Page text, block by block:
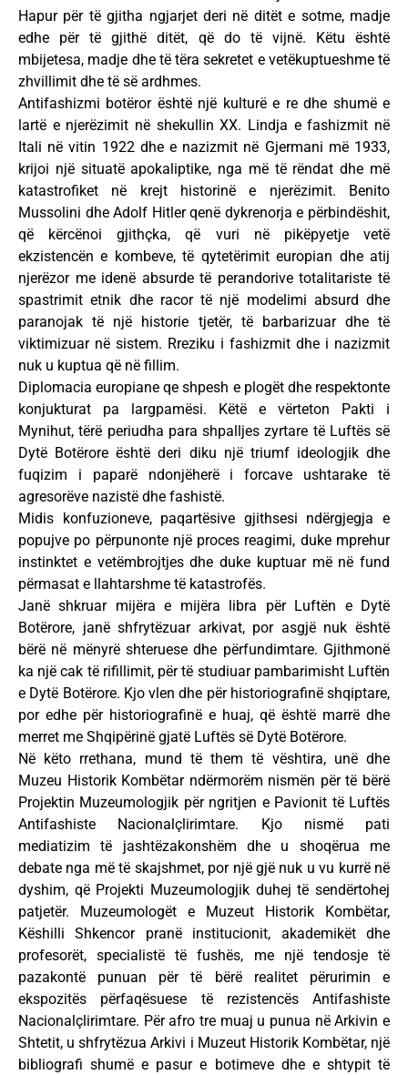
Hapur për të gjitha ngjarjet deri në ditët e sotme, madje
edhe për të gjithë ditët, që do të vijnë. Këtu është
mbijetesa, madje dhe të tëra sekretet e vetëkuptueshme të
zhvillimit dhe të së ardhmes.
Antifashizmi botëror është një kulturë e re dhe shumë e
lartë e njerëzimit në shekullin XX. Lindja e fashizmit në
Itali në vitin 1922 dhe e nazizmit në Gjermani më 1933,
krijoi një situatë apokaliptike, nga më të rëndat dhe më
katastrofiket në krejt historinë e njerëzimit. Benito
Mussolini dhe Adolf Hitler qenë dykrenorja e përbindëshit,
që kërcënoi gjithçka, që vuri në pikëpyetje vetë
ekzistencën e kombeve, të qytetërimit europian dhe atij
njerëzor me idenë absurde të perandorive totalitariste të
spastrimit etnik dhe racor të një modelimi absurd dhe
paranojak të një historie tjetër, të barbarizuar dhe të
viktimizuar në sistem. Rreziku i fashizmit dhe i nazizmit
nuk u kuptua që në fillim.
Diplomacia europiane qe shpesh e plogët dhe respektonte
konjukturat pa largpamësi. Këtë e vërteton Pakti i
Mynihut, tërë periudha para shpalljes zyrtare të Luftës së
Dytë Botërore është deri diku një triumf ideologjik dhe
fuqizim i paparë ndonjëherë i forcave ushtarake të
agresorëve nazistë dhe fashistë.
Midis konfuzioneve, paqartësive gjithsesi ndërgjegja e
popujve po përpunonte një proces reagimi, duke mprehur
instinktet e vetëmbrojtjes dhe duke kuptuar më në fund
përmasat e llahtarshme të katastrofës.
Janë shkruar mijëra e mijëra libra për Luftën e Dytë
Botërore, janë shfrytëzuar arkivat, por asgjë nuk është
bërë në mënyrë shteruese dhe përfundimtare. Gjithmonë
ka një cak të rifillimit, për të studiuar pambarimisht Luftën
e Dytë Botërore. Kjo vlen dhe për historiografinë shqiptare,
por edhe për historiografinë e huaj, që është marrë dhe
merret me Shqipërinë gjatë Luftës së Dytë Botërore.
Në këto rrethana, mund të them të vështira, unë dhe
Muzeu Historik Kombëtar ndërmorëm nismën për të bërë
Projektin Muzeumologjik për ngritjen e Pavionit të Luftës
Antifashiste Nacionalçlirimtare. Kjo nismë pati
mediatizim të jashtëzakonshëm dhe u shoqërua me
debate nga më të skajshmet, por një gjë nuk u vu kurrë në
dyshim, që Projekti Muzeumologjik duhej të sendërtohej
patjetër. Muzeumologët e Muzeut Historik Kombëtar,
Këshilli Shkencor pranë institucionit, akademikët dhe
profesorët, specialistë të fushës, me një tendosje të
pazakontë punuan për të bërë realitet përurimin e
ekspozitës përfaqësuese të rezistencës Antifashiste
Nacionalçlirimtare. Për afro tre muaj u punua në Arkivin e
Shtetit, u shfrytëzua Arkivi i Muzeut Historik Kombëtar, një
bibliografi shumë e pasur e botimeve dhe e shtypit të